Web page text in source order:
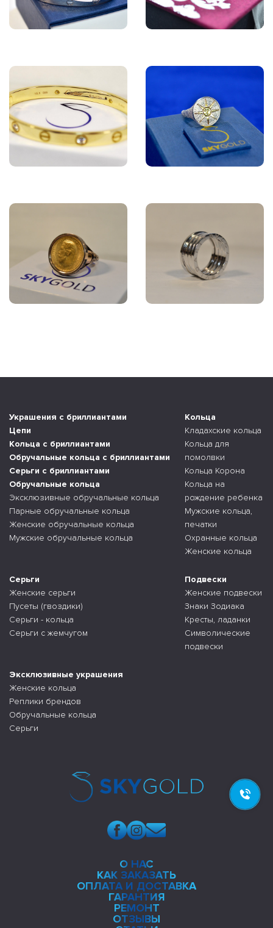
Украшения с бриллиантами
Цепи
Кольца с бриллиантами
Обручальные кольца с бриллиантами
Серьги с бриллиантами
Обручальные кольца
Эксклюзивные обручальные кольца
Парные обручальные кольца
Женские обручальные кольца
Мужские обручальные кольца
Кольца
Кладахские кольца
Кольца для
помолвки
Кольца Корона
Кольца на
рождение ребенка
Мужские кольца,
печатки
Охранные кольца
Женские кольца
Серьги
Женские серьги
Пусеты (гвоздики)
Серьги - кольца
Серьги с жемчугом
Подвески
Женские подвески
Знаки Зодиака
Кресты, ладанки
Символические
подвески
Эксклюзивные украшения
Женские кольца
Реплики брендов
Обручальные кольца
Серьги
О НАС
КАК ЗАКАЗАТЬ
ОПЛАТА И ДОСТАВКА
ГАРАНТИЯ
РЕМОНТ
ОТЗЫВЫ